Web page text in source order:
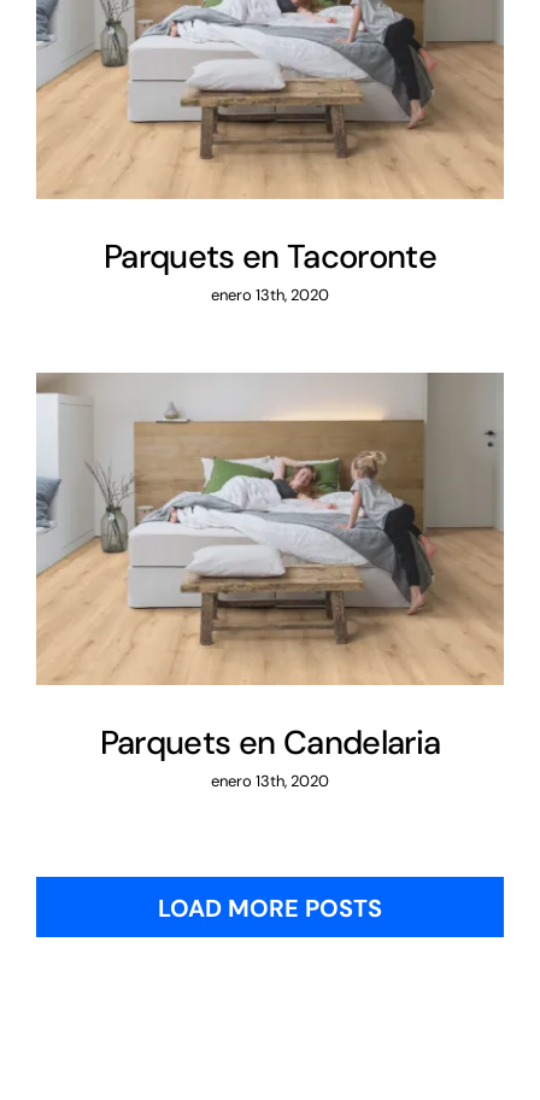
Parquets en Tacoronte
Parquets en Tacoronte
enero 13th, 2020
Parquets en Candelaria
Parquets en Candelaria
enero 13th, 2020
LOAD MORE POSTS